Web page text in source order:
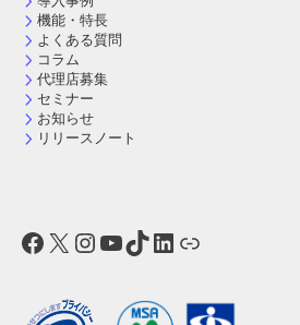
機能・特長
よくある質問
コラム
代理店募集
セミナー
お知らせ
リリースノート
Facebook
X Instagram
YouTube
TikTok
LinkedIn
リンク